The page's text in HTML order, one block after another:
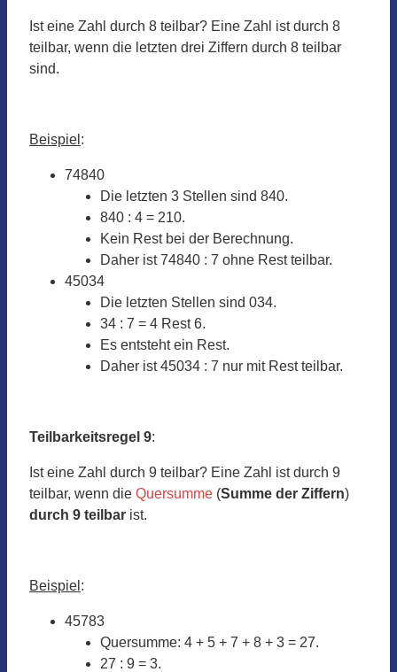
Ist eine Zahl durch 8 teilbar? Eine Zahl ist durch 8
teilbar, wenn die letzten drei Ziffern durch 8 teilbar
sind.
Beispiel :
74840
Die letzten 3 Stellen sind 840.
840 : 4 = 210.
Kein Rest bei der Berechnung.
Daher ist 74840 : 7 ohne Rest teilbar.
45034
Die letzten Stellen sind 034.
34 : 7 = 4 Rest 6.
Es entsteht ein Rest.
Daher ist 45034 : 7 nur mit Rest teilbar.
Teilbarkeitsregel 9:
Ist eine Zahl durch 9 teilbar? Eine Zahl ist durch 9
teilbar, wenn die Quersumme (Summe der Ziffern)
durch 9 teilbar ist.
Beispiel :
45783
Quersumme: 4 + 5 + 7 + 8 + 3 = 27.
27 : 9 = 3.